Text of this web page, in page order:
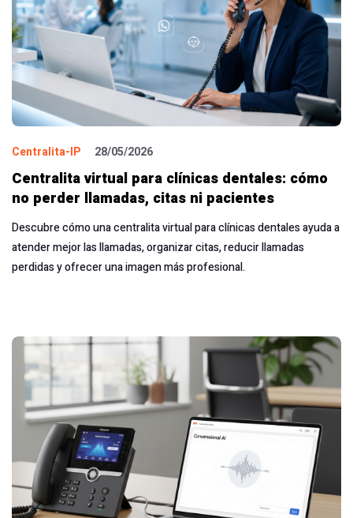
Centralita-IP 28/05/2026
Centralita virtual para clínicas dentales: cómo
no perder llamadas, citas ni pacientes
Descubre cómo una centralita virtual para clínicas dentales ayuda a
atender mejor las llamadas, organizar citas, reducir llamadas
perdidas y ofrecer una imagen más profesional.